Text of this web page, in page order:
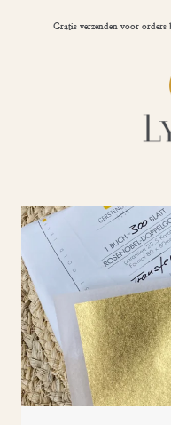
Gratis verzenden voor